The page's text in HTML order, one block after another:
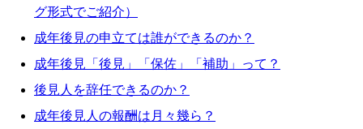
グ形式でご紹介）
成年後見の申立ては誰ができるのか？
成年後見「後見」「保佐」「補助」って？
後見人を辞任できるのか？
成年後見人の報酬は月々幾ら？